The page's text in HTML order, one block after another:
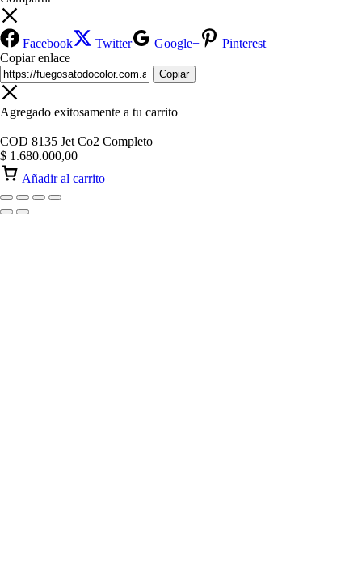
Facebook Twitter Google+
Pinterest
Copiar enlace
Copiar
Agregado exitosamente a tu carrito
COD 8135 Jet Co2 Completo
$ 1.680.000,00
Añadir al carrito